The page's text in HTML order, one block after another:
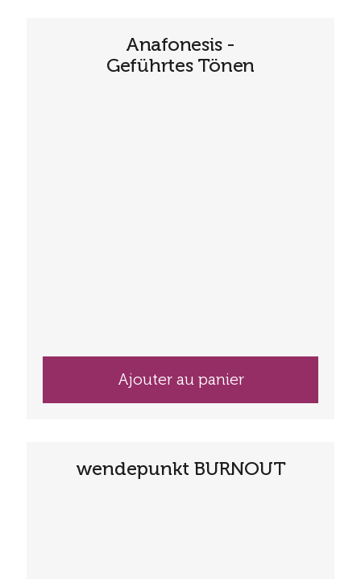
Anafonesis -
Geführtes Tönen
Ajouter au panier
wendepunkt BURNOUT